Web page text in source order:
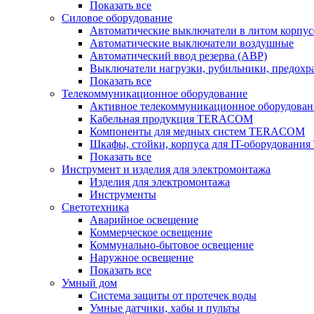
Показать все
Силовое оборудование
Автоматические выключатели в литом
Автоматические выключатели воздушные
Автоматический ввод резерва (АВР)
Выключатели нагрузки, рубильники,
Показать все
Телекоммуникационное оборудование
Активное телекоммуникационное
Кабельная продукция TERACOM
Компоненты для медных систем TERACOM
Шкафы, стойки, корпуса для IT-
Показать все
Инструмент и изделия для электромонтажа
Изделия для электромонтажа
Инструменты
Светотехника
Аварийное освещение
Коммерческое освещение
Коммунально-бытовое освещение
Наружное освещение
Показать все
Умный дом
Система защиты от протечек воды
Умные датчики, хабы и пульты